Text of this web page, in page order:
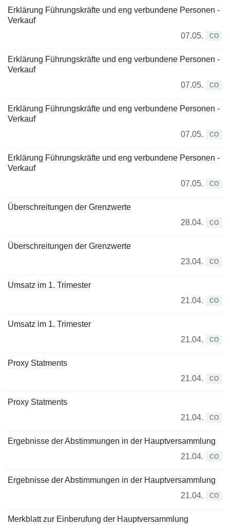
Erklärung Führungskräfte und eng verbundene Personen -
Verkauf
07.05.
CO
Erklärung Führungskräfte und eng verbundene Personen -
Verkauf
07.05.
CO
Erklärung Führungskräfte und eng verbundene Personen -
Verkauf
07.05.
CO
Erklärung Führungskräfte und eng verbundene Personen -
Verkauf
07.05.
CO
Überschreitungen der Grenzwerte
28.04.
CO
Überschreitungen der Grenzwerte
23.04.
CO
Umsatz im 1. Trimester
21.04.
CO
Umsatz im 1. Trimester
21.04.
CO
Proxy Statments
21.04.
CO
Proxy Statments
21.04.
CO
Ergebnisse der Abstimmungen in der Hauptversammlung
21.04.
CO
Ergebnisse der Abstimmungen in der Hauptversammlung
21.04.
CO
Merkblatt zur Einberufung der Hauptversammlung